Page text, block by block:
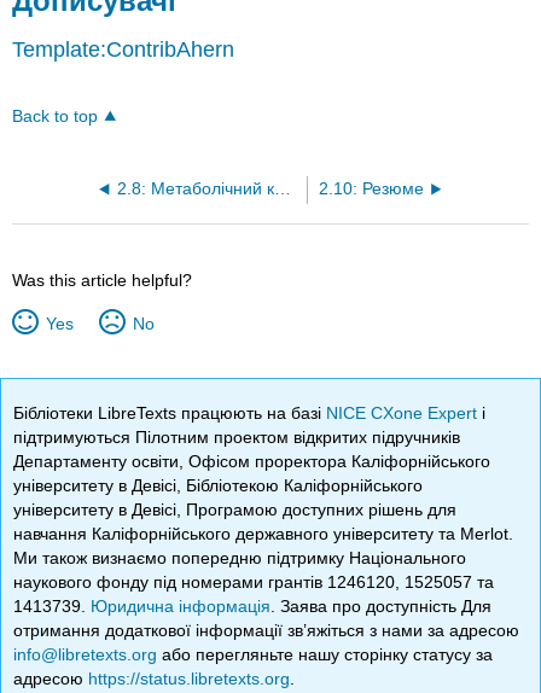
Template:ContribAhern
Back to top
2.8: Метаболічний контроль енергії 2.10: Резюме
Was this article helpful?
Yes No
Бібліотеки LibreTexts працюють на базі NICE CXone Expert і
підтримуються Пілотним проектом відкритих підручників
Департаменту освіти, Офісом проректора Каліфорнійського
університету в Девісі, Бібліотекою Каліфорнійського
університету в Девісі, Програмою доступних рішень для
навчання Каліфорнійського державного університету та Merlot.
Ми також визнаємо попередню підтримку Національного
наукового фонду під номерами грантів 1246120, 1525057 та
1413739. Юридична інформація . Заява про доступність Для
отримання додаткової інформації зв’яжіться з нами за адресою
info@libretexts.org або перегляньте нашу сторінку статусу за
адресою https://status.libretexts.org